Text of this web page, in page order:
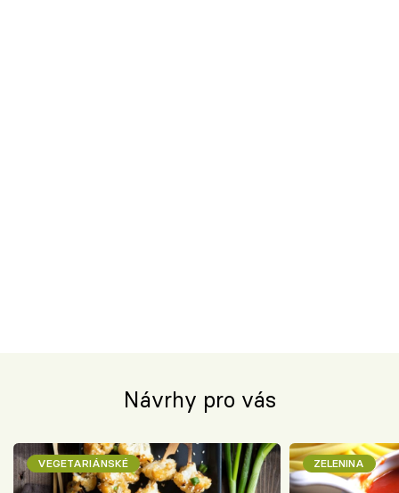
Návrhy pro vás
VEGETARIÁNSKÉ ZELENINA